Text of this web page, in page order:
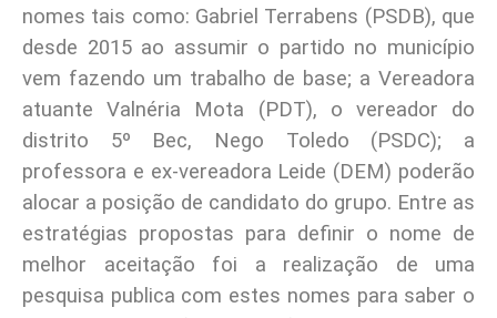
nomes tais como: Gabriel Terrabens (PSDB), que
desde 2015 ao assumir o partido no município
vem fazendo um trabalho de base; a Vereadora
atuante Valnéria Mota (PDT), o vereador do
distrito 5º Bec, Nego Toledo (PSDC); a
professora e ex-vereadora Leide (DEM) poderão
alocar a posição de candidato do grupo. Entre as
estratégias propostas para definir o nome de
melhor aceitação foi a realização de uma
pesquisa publica com estes nomes para saber o